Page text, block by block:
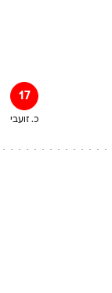
17
כ. זועבי